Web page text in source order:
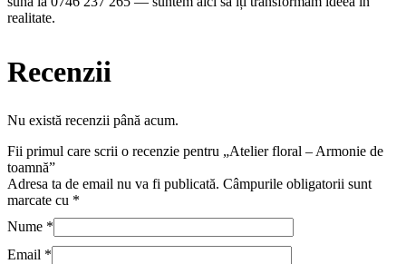
realitate.
Recenzii
Nu există recenzii până acum.
Fii primul care scrii o recenzie pentru „Atelier floral – Armonie de
toamnă”
Adresa ta de email nu va fi publicată. Câmpurile obligatorii sunt
marcate cu *
Nume *
Email *